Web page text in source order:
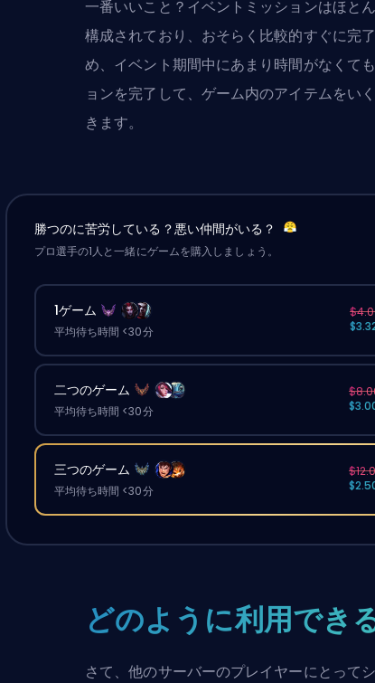
一番いいこと？イベントミッションはほと
構成されており、おそらく比較的すぐに完
め、イベント期間中にあまり時間がなくて
ョンを完了して、ゲーム内のアイテムをい
きます。
勝つのに苦労している？悪い仲間がいる？
プロ選手の1人と一緒にゲームを購入しましょう。
1ゲーム
平均待ち時間 <30分
二つのゲーム
平均待ち時間 <30分
三つのゲーム
平均待ち時間 <30分
どのように利用でき
さて、他のサーバーのプレイヤーにとって